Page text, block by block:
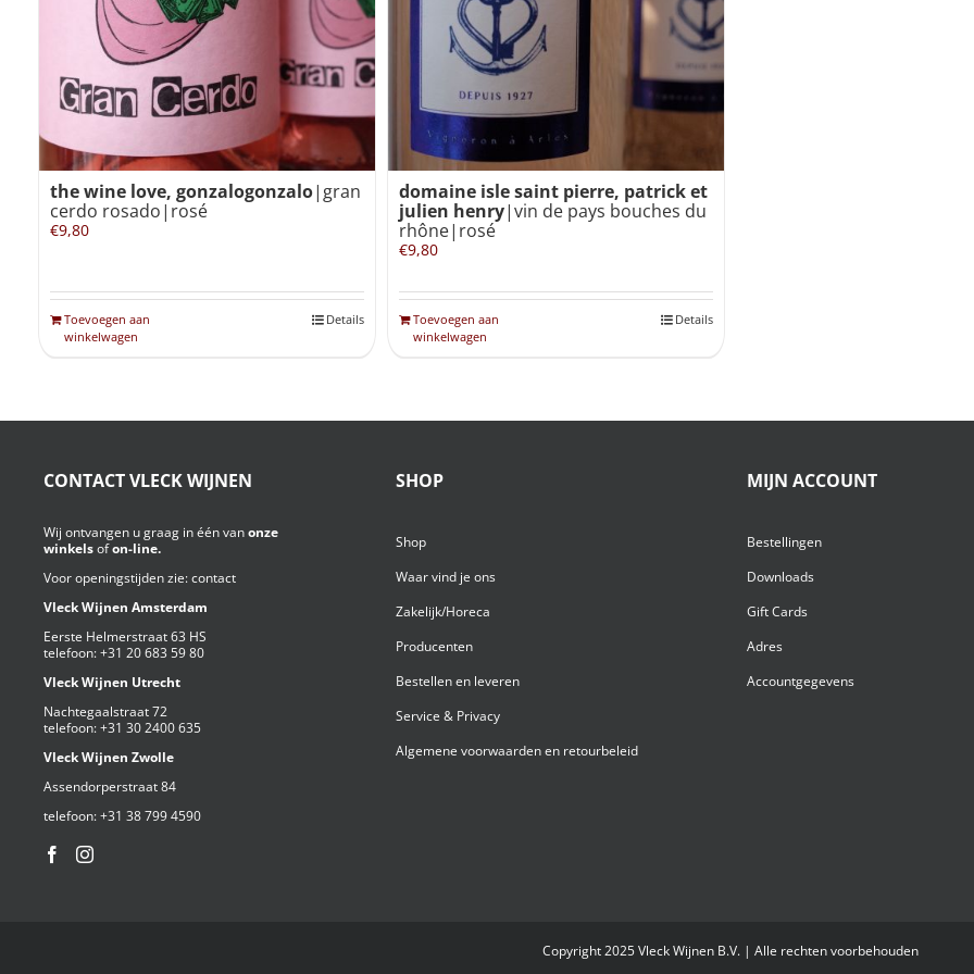
the wine love, gonzalogonzalo|gran
cerdo rosado|rosé
€9,80
Toevoegen aan
winkelwagen
Details
domaine isle saint pierre, patrick et
julien henry|vin de pays bouches du
rhône|rosé
€9,80
Toevoegen aan
winkelwagen
Details
CONTACT VLECK WIJNEN
Wij ontvangen u graag in één vanonze
winkelsofon-line.
Voor openingstijden zie:contact
Vleck Wijnen Amsterdam
Eerste Helmerstraat 63 HS
telefoon:+31 20 683 59 80
Vleck Wijnen Utrecht
Nachtegaalstraat 72
telefoon:+31 30 2400 635
Vleck Wijnen Zwolle
Assendorperstraat 84
telefoon:+31 38 799 4590⁩
SHOP
Shop
Waar vind je ons
Zakelijk/Horeca
Producenten
Bestellen en leveren
Service & Privacy
Algemene voorwaarden en retourbeleid
MIJN ACCOUNT
Bestellingen
Downloads
Gift Cards
Adres
Accountgegevens
Copyright 2025 Vleck Wijnen B.V. | Alle rechten voorbehouden